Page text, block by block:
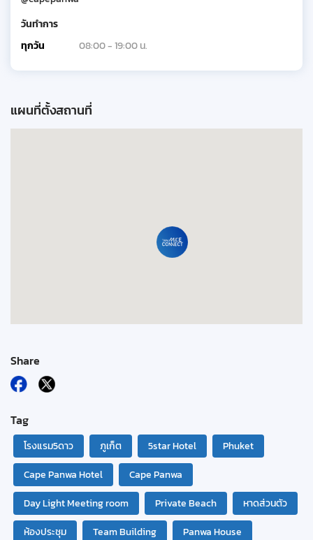
วันทำการ
ทุกวัน
08:00 - 19:00 น.
แผนที่ตั้งสถานที่
Share
Tag
โรงแรม5ดาว ภูเก็ต 5star Hotel
Phuket
Cape Panwa Hotel
Cape Panwa
Day Light Meeting room
Private Beach
หาดส่วนตัว
ห้องประชุม
Team Building Panwa House